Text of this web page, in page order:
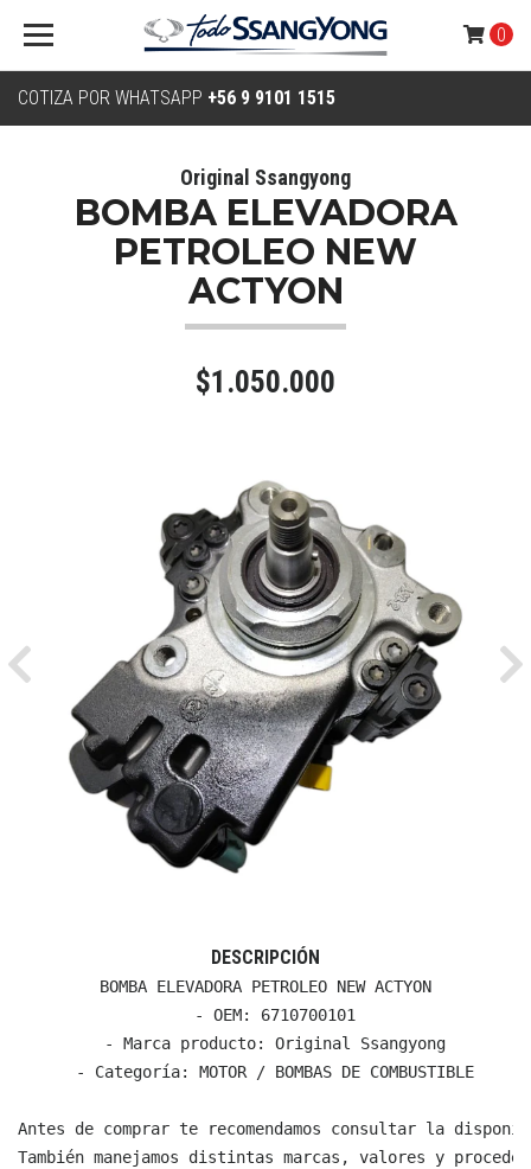
COTIZA POR WHATSAPP +56 9 9101 1515
0
Original Ssangyong
BOMBA ELEVADORA
PETROLEO NEW
ACTYON
$1.050.000
Previous
DESCRIPCIÓN
BOMBA ELEVADORA PETROLEO NEW ACTYON
  - OEM: 6710700101
  - Marca producto: Original Ssangyong
  - Categoría: MOTOR / BOMBAS DE COMBUSTIBLE
Antes de comprar te recomendamos consultar la
También manejamos distintas marcas, valores y